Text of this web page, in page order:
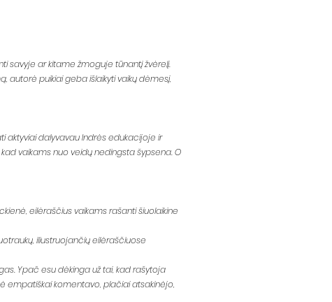
savyje ar kitame žmoguje tūnantį žvėrelį.
autorė puikiai geba išlaikyti vaikų dėmesį,
aktyviai dalyvavau Indrės edukacijoje ir
vaikams nuo veidų nedingsta šypsena. O
eilėraščius vaikams rašanti šiuolaikine
iliustruojančių eilėraščiuose
Ypač esu dėkinga už tai, kad rašytoja
empatiškai komentavo, plačiai atsakinėjo,